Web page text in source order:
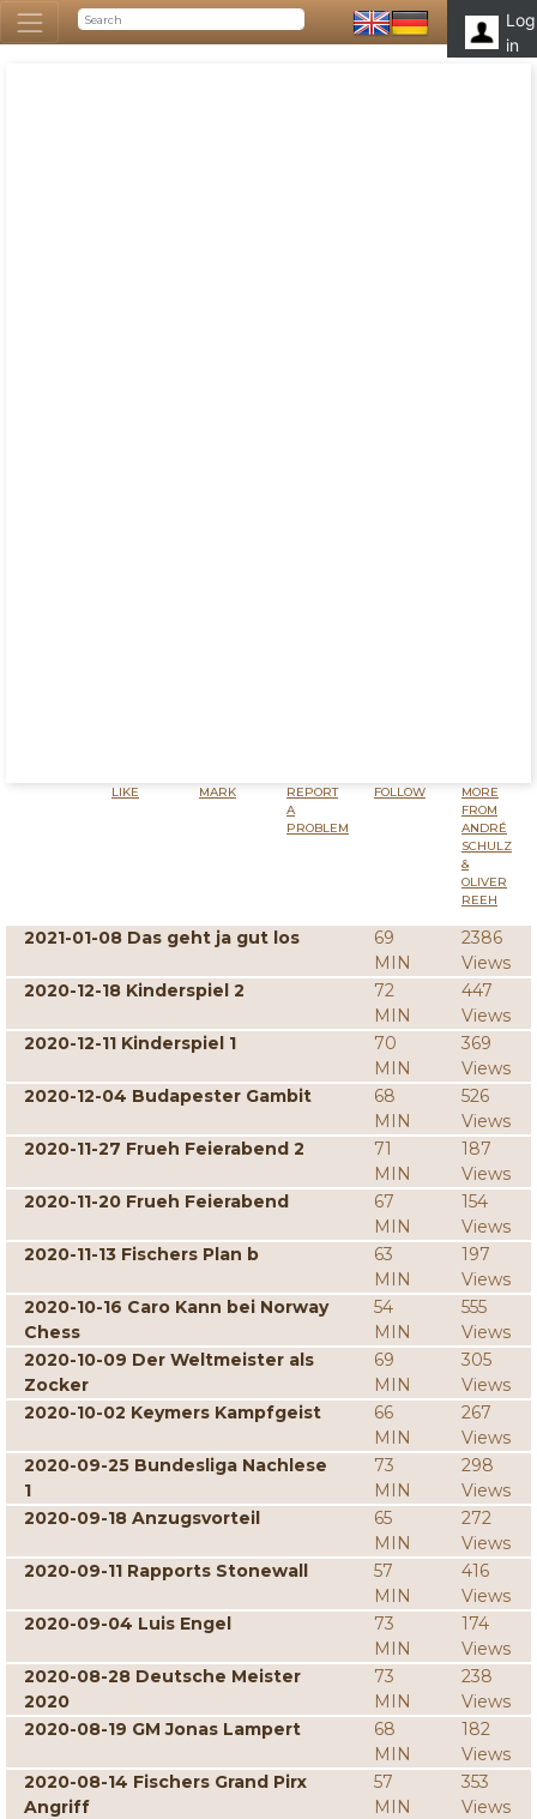
Log
in
LIKE MARK
REPORT
A
PROBLEM
FOLLOW
MORE
FROM
ANDRÉ
SCHULZ
&
OLIVER
REEH
2021-01-08 Das geht ja gut los
69
MIN
2386
Views
2020-12-18 Kinderspiel 2
72
MIN
447
Views
2020-12-11 Kinderspiel 1
70
MIN
369
Views
2020-12-04 Budapester Gambit
68
MIN
526
Views
2020-11-27 Frueh Feierabend 2
71
MIN
187
Views
2020-11-20 Frueh Feierabend
67
MIN
154
Views
2020-11-13 Fischers Plan b
63
MIN
197
Views
2020-10-16 Caro Kann bei Norway
Chess
54
MIN
555
Views
2020-10-09 Der Weltmeister als
Zocker
69
MIN
305
Views
2020-10-02 Keymers Kampfgeist
66
MIN
267
Views
2020-09-25 Bundesliga Nachlese
1
73
MIN
298
Views
2020-09-18 Anzugsvorteil
65
MIN
272
Views
2020-09-11 Rapports Stonewall
57
MIN
416
Views
2020-09-04 Luis Engel
73
MIN
174
Views
2020-08-28 Deutsche Meister
2020
73
MIN
238
Views
2020-08-19 GM Jonas Lampert
68
MIN
182
Views
2020-08-14 Fischers Grand Pirx
Angriff
57
MIN
353
Views